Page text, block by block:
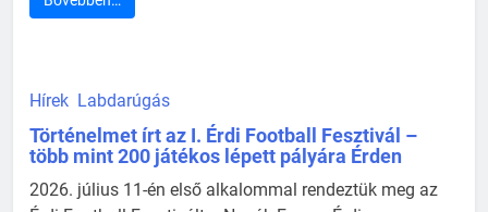
Hírek Labdarúgás
Történelmet írt az I. Érdi Football Fesztivál –
több mint 200 játékos lépett pályára Érden
2026. július 11-én első alkalommal rendeztük meg az